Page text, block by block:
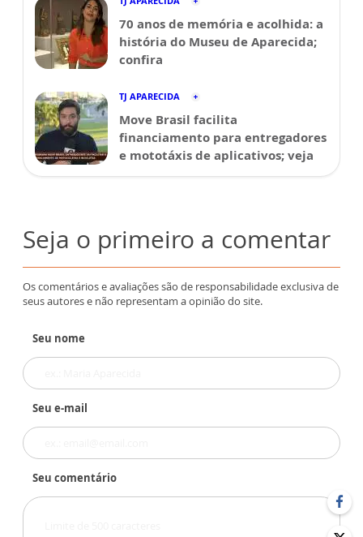
70 anos de memória e acolhida: a
história do Museu de Aparecida;
confira
TJ APARECIDA
Move Brasil facilita
financiamento para entregadores
e mototáxis de aplicativos; veja
Seja o primeiro a comentar
Os comentários e avaliações são de responsabilidade exclusiva de
seus autores e não representam a opinião do site.
Seu nome
Seu e-mail
Seu comentário